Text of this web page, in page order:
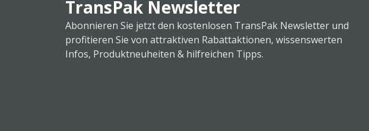
TransPak Newsletter
Abonnieren Sie jetzt den kostenlosen TransPak Newsletter und
profitieren Sie von attraktiven Rabattaktionen, wissenswerten
Infos, Produktneuheiten & hilfreichen Tipps.